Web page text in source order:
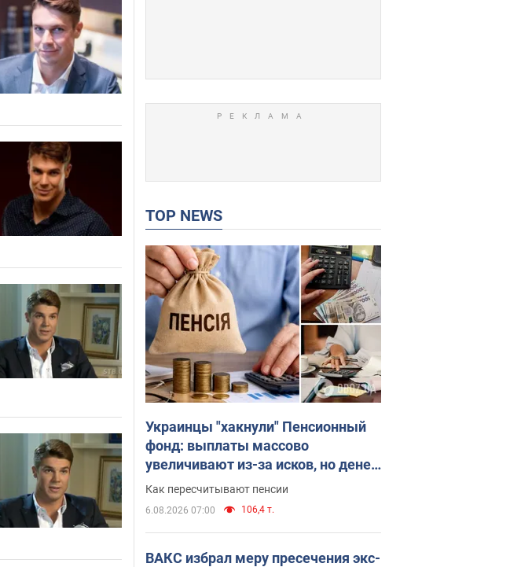
TOP NEWS
Украинцы "хакнули" Пенсионный
фонд: выплаты массово
увеличивают из-за исков, но денег
не хватает
Как пересчитывают пенсии
6.08.2026 07:00 106,4 т.
ВАКС избрал меру пресечения экс-